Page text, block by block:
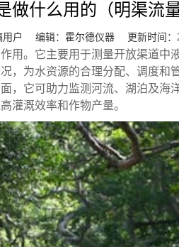
做什么用的（明渠流
用户 编辑： 霍尔德仪器 更新时间：
用。它主要用于测量开放渠道
为水资源的合理分配、调度和
，它可助力监测河流、湖泊及
灌溉效率和作物产量。